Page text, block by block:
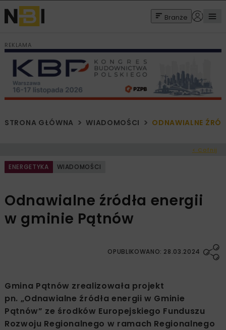
Branże
REKLAMA
STRONA GŁÓWNA WIADOMOŚCI ODNAWIALNE
< Cofnij
ENERGETYKA WIADOMOŚCI
Odnawialne źródła energii
w gminie Pątnów
OPUBLIKOWANO: 28.03.2024
Gmina Pątnów zrealizowała projekt
pn. „Odnawialne źródła energii w Gminie
Pątnów” ze środków Europejskiego Funduszu
Rozwoju Regionalnego w ramach Regionalnego